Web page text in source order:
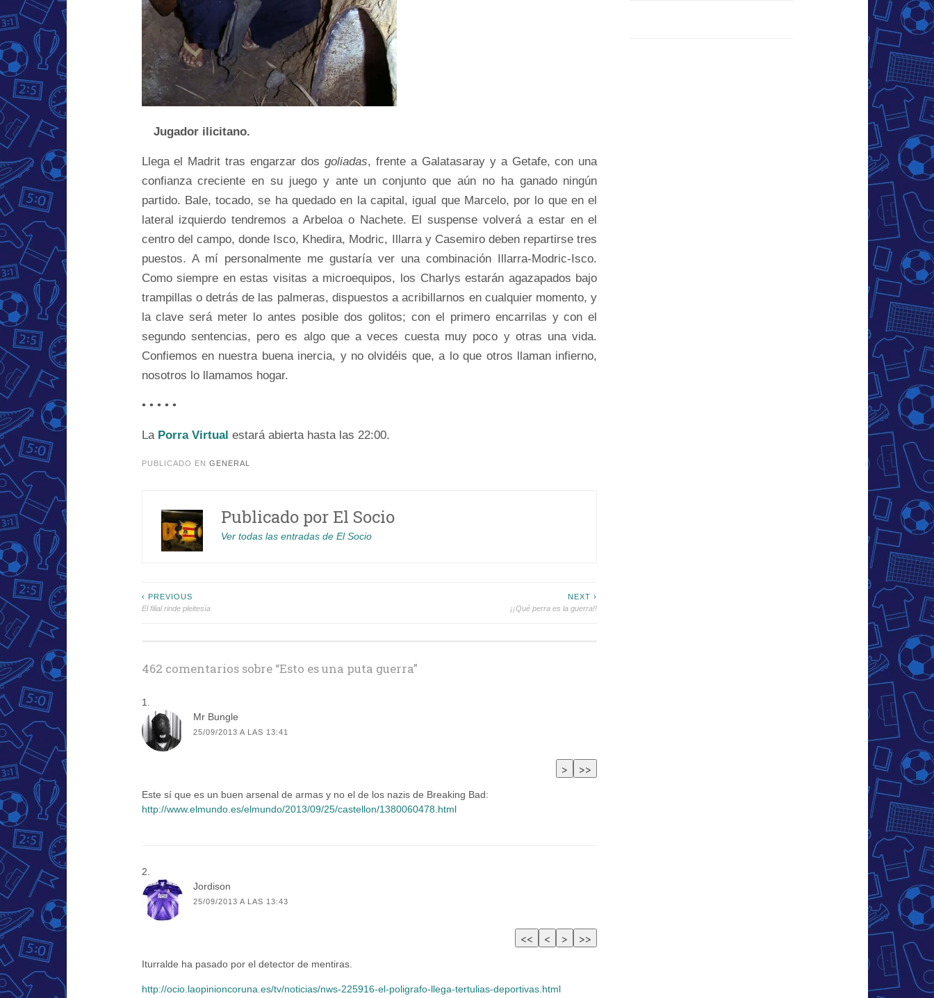
Jugador ilicitano.
Llega el Madrit tras engarzar dosgoliadas, frente a Galatasaray y a Getafe, con una
confianza creciente en su juego y ante un conjunto que aún no ha ganado ningún
partido. Bale, tocado, se ha quedado en la capital, igual que Marcelo, por lo que en el
lateral izquierdo tendremos a Arbeloa o Nachete. El suspense volverá a estar en el
centro del campo, donde Isco, Khedira, Modric, Illarra y Casemiro deben repartirse tres
puestos. A mí personalmente me gustaría ver una combinación Illarra-Modric-Isco.
Como siempre en estas visitas a microequipos, los Charlys estarán agazapados bajo
trampillas o detrás de las palmeras, dispuestos a acribillarnos en cualquier momento, y
la clave será meter lo antes posible dos golitos; con el primero encarrilas y con el
segundo sentencias, pero es algo que a veces cuesta muy poco y otras una vida.
Confiemos en nuestra buena inercia, y no olvidéis que, a lo que otros llaman infierno,
nosotros lo llamamos hogar.
• • • • •
La Porra Virtual estará abierta hasta las 22:00.
PUBLICADO EN GENERAL
Publicado por El Socio
Ver todas las entradas de El Socio
Navegación
entradas
‹ PREVIOUS
El filial rinde pleitesía
NEXT ›
¡¡Qué perra es la guerra!!
462 comentarios sobre “Esto es una puta guerra”
Mr Bungle
25/09/2013 A LAS 13:41
Este sí que es un buen arsenal de armas y no el de los nazis de Breaking Bad:
http://www.elmundo.es/elmundo/2013/09/25/castellon/1380060478.html
Jordison
25/09/2013 A LAS 13:43
Iturralde ha pasado por el detector de mentiras.
http://ocio.laopinioncoruna.es/tv/noticias/nws-225916-el-poligrafo-llega-tertulias-deportivas.html